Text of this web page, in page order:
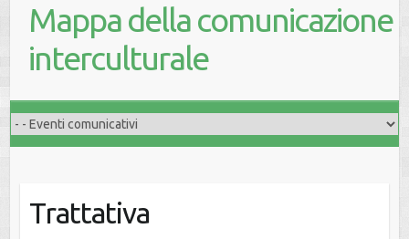
Mappa della comunicazione
interculturale
Trattativa